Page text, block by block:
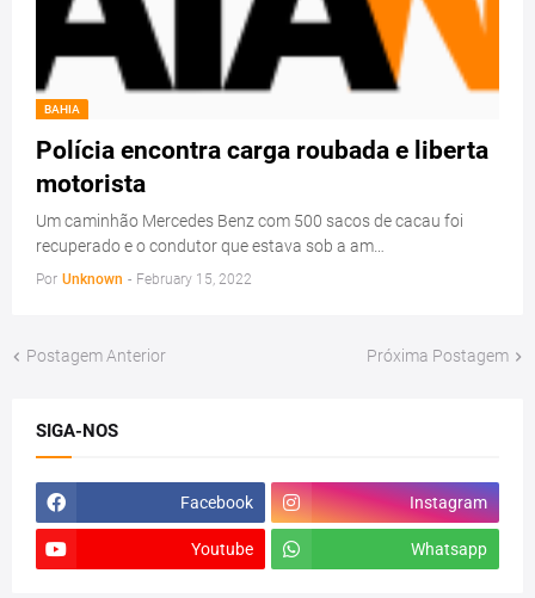
BAHIA
Polícia encontra carga roubada e liberta
motorista
Um caminhão Mercedes Benz com 500 sacos de cacau foi
recuperado e o condutor que estava sob a am…
Por Unknown - February 15, 2022
Postagem Anterior Próxima Postagem
SIGA-NOS
Facebook Instagram
Youtube Whatsapp